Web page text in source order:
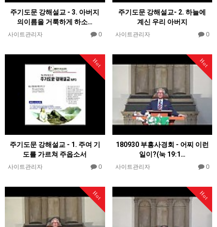
주기도문 강해설교 - 3. 아버지
의이름을 거룩하게 하소…
사이트관리자 0
주기도문 강해설교- 2. 하늘에
계신 우리 아버지
사이트관리자 0
Hot
주기도문 강해설교 - 1. 주여 기
도를 가르쳐 주옵소서
사이트관리자 0
Hot
180930 부흥사경회 - 어찌 이런
일이?(눅 19:1…
사이트관리자 0
Hot Hot